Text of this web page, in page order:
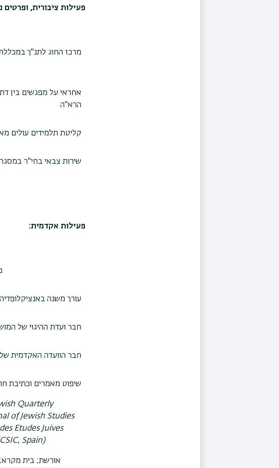
פעילות ציבורית, ופרטים
מרכז החוג לתנ"ך
אחראי על מפגשים בין
הרא"ה
קליטת תלמידים עולים
שירות צבאי בחי"ר
פעילות אקדמית:
עורך משנה
חבר ועדת ההיגוי של
חבר הוועדה האקדמית
שיפוט מאמרים וכתיבת
Quarterly
of Jewish Studies
des Etudes Juives
Spain)
אורשת; בית